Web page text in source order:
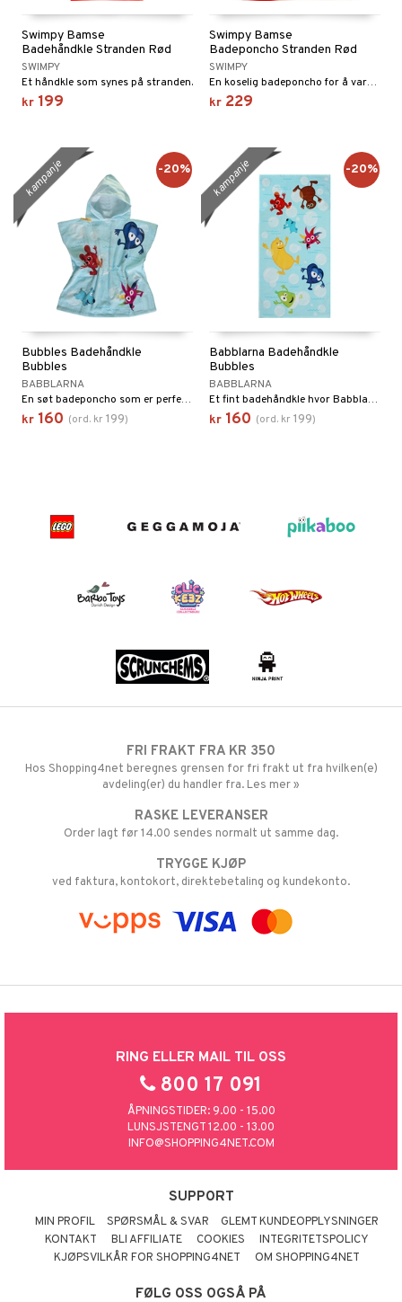
Swimpy Bamse
Badehåndkle Stranden Rød
SWIMPY
Et håndkle som synes på stranden.
kr 199
Swimpy Bamse
Badeponcho Stranden Rød
SWIMPY
En koselig badeponcho for å varme seg etter badet.
kr 229
Bubbles Badehåndkle
Bubbles
BABBLARNA
En søt badeponcho som er perfekt å ta på etter badet.
kr 160 (ord. kr 199)
kampanje -20%
Babblarna Badehåndkle
Bubbles
BABBLARNA
Et fint badehåndkle hvor Babblarna hopper rundt blant bobler.
kr 160 (ord. kr 199)
kampanje -20%
FRI FRAKT FRA KR 350
Hos Shopping4net beregnes grensen for fri frakt ut fra hvilken(e)
avdeling(er) du handler fra. Les mer »
RASKE LEVERANSER
Order lagt før 14.00 sendes normalt ut samme dag.
TRYGGE KJØP
ved faktura, kontokort, direktebetaling og kundekonto.
RING ELLER MAIL TIL OSS
800 17 091
ÅPNINGSTIDER: 9.00 - 15.00
LUNSJSTENGT 12.00 - 13.00
INFO@SHOPPING4NET.COM
SUPPORT
MIN PROFIL SPØRSMÅL & SVAR
GLEMT KUNDEOPPLYSNINGER
KONTAKT
BLI AFFILIATE COOKIES
INTEGRITETSPOLICY
KJØPSVILKÅR FOR SHOPPING4NET
OM SHOPPING4NET
FØLG OSS OGSÅ PÅ